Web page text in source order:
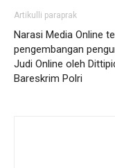
Artikulli paraprak
Narasi Media Online
pengembangan
Judi Online oleh
Bareskrim Polri